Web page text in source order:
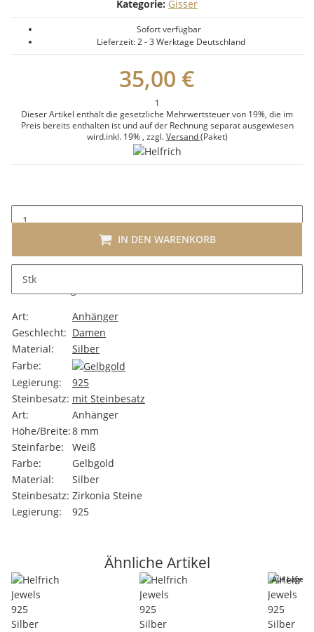
Kategorie: Gisser
Sofort verfügbar
Lieferzeit:2 - 3 Werktage Deutschland
35,00 €
1
Dieser Artikel enthält die gesetzliche Mehrwertsteuer von 19%, die im
Preis bereits enthalten ist und auf der Rechnung separat ausgewiesen
wird.inkl. 19%, zzgl.Versand(Paket)
Stk
IN DEN WARENKORB
Art:
Anhänger
Geschlecht: Damen
Material:
Silber
Farbe:
Legierung:
925
Steinbesatz: mit Steinbesatz
Art:
Anhänger
Höhe/Breite:8 mm
Steinfarbe:
Weiß
Farbe:
Gelbgold
Material:
Silber
Steinbesatz: Zirkonia Steine
Legierung:
925
Ähnliche Artikel
Auf Lager